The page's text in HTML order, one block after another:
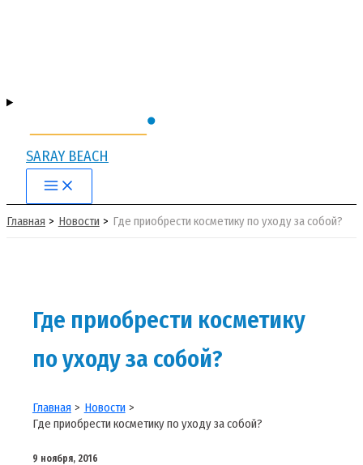
SARAY BEACH
Main
Menu
Главная Новости Где приобрести косметику по уходу за собой?
Где приобрести косметику
по уходу за собой?
Главная
Новости
Где приобрести косметику по уходу за собой?
9 ноября, 2016